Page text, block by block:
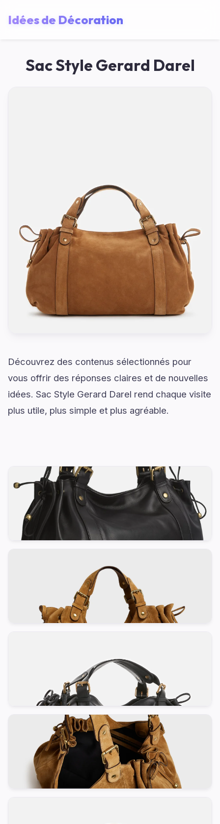
Idées de Décoration
Sac Style Gerard Darel
Découvrez des contenus sélectionnés pour
vous offrir des réponses claires et de nouvelles
idées. Sac Style Gerard Darel rend chaque visite
plus utile, plus simple et plus agréable.